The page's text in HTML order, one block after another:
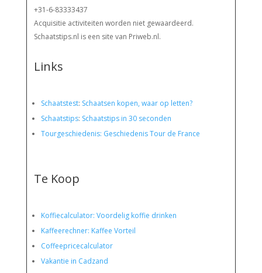
+31-6-83333437
Acquisitie activiteiten worden niet gewaardeerd.
Schaatstips.nl is een site van Priweb.nl.
Links
Schaatstest: Schaatsen kopen, waar op letten?
Schaatstips: Schaatstips in 30 seconden
Tourgeschiedenis: Geschiedenis Tour de France
Te Koop
Koffiecalculator: Voordelig koffie drinken
Kaffeerechner: Kaffee Vorteil
Coffeepricecalculator
Vakantie in Cadzand